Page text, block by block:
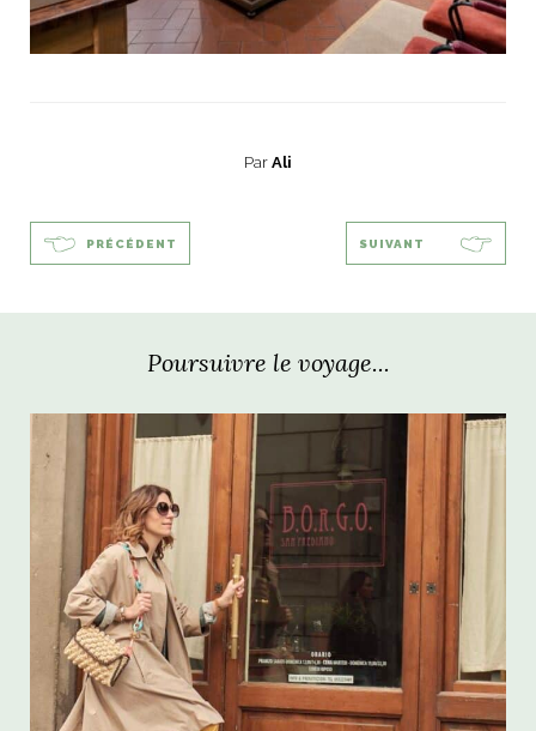
Par Ali
PRÉCÉDENT SUIVANT
Poursuivre le voyage...